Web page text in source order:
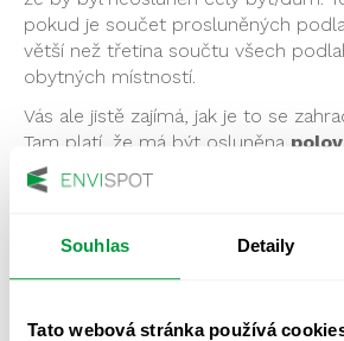
Souhlas Detaily
Tato webová stránka používá
pokud je součet prosluněných
větší než třetina součtu všech
obytných místností.
Vás ale jistě zajímá, jak je to se
Tam platí, že má být osluněna
plochy nebo zařízení v okolí
března minimálně 3 hodiny
Potřebujete
nestíníte